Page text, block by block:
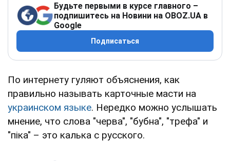
Будьте первыми в курсе главного –
подпишитесь на Новини на OBOZ.UA в
Google
Подписаться
По интернету гуляют объяснения, как
правильно называть карточные масти на
украинском языке. Нередко можно услышать
мнение, что слова "черва", "бубна", "трефа" и
"піка" – это калька с русского.